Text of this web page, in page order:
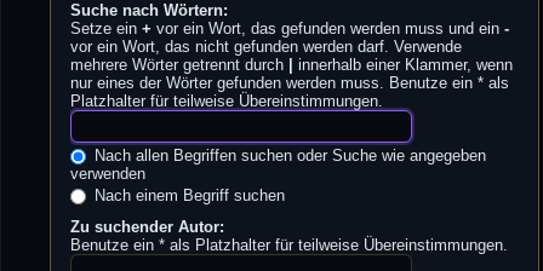
Suche nach Wörtern:
Setze ein+ vor ein Wort, das gefunden werden muss und ein-
vor ein Wort, das nicht gefunden werden darf. Verwende
mehrere Wörter getrennt durch
innerhalb einer Klammer, wenn
nur eines der Wörter gefunden werden muss. Benutze ein * als
Platzhalter für teilweise Übereinstimmungen.
Nach allen Begriffen suchen oder Suche wie angegeben
verwenden
Nach einem Begriff suchen
Zu suchender Autor:
Benutze ein * als Platzhalter für teilweise Übereinstimmungen.